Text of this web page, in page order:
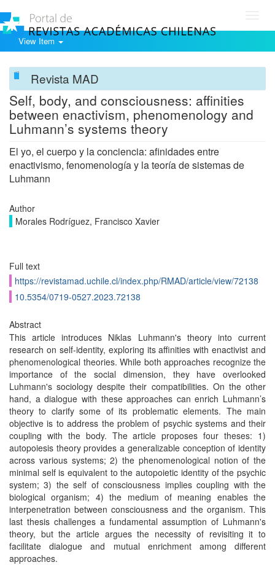
View Item
Revista MAD
Self, body, and consciousness: affinities
between enactivism, phenomenology and
Luhmann’s systems theory
El yo, el cuerpo y la conciencia: afinidades entre
enactivismo, fenomenología y la teoría de sistemas de
Luhmann
Author
Morales Rodríguez, Francisco Xavier
Full text
https://revistamad.uchile.cl/index.php/RMAD/article/view/72138
10.5354/0719-0527.2023.72138
Abstract
This article introduces Niklas Luhmann's theory into current
research on self-identity, exploring its affinities with enactivist and
phenomenological theories. While both approaches recognize the
importance of the social dimension, they have overlooked
Luhmann's sociology despite their compatibilities. On the other
hand, a dialogue with these approaches can enrich Luhmann’s
theory to clarify some of its problematic elements. The main
objective is to address the problem of psychic systems and their
coupling with the body. The article proposes four theses: 1)
autopoiesis theory provides a generalizable conception of identity
across various systems; 2) the phenomenological notion of the
minimal self is equivalent to the autopoietic identity of the psychic
system; 3) the self of consciousness implies coupling with the
biological organism; 4) the medium of meaning enables the
interpenetration between consciousness and the organism. This
last thesis challenges a fundamental assumption of Luhmann's
theory, but the article argues the necessity of revisiting it to
facilitate dialogue and mutual enrichment among different
approaches.